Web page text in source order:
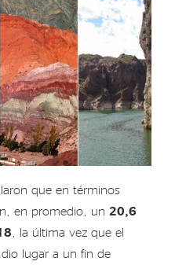
que en términos
en promedio, un 20,6
, la última vez que el
lugar a un fin de